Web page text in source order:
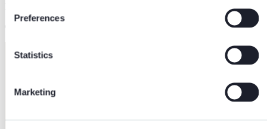
Preferences
Statistics
Marketing
Miglior videocitofono: come scegliere per il…
04.08.2026